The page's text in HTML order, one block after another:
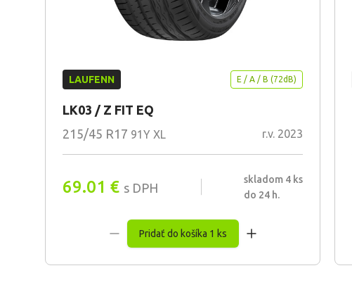
LAUFENN E / A / B (72dB)
LK03 / Z FIT EQ
215/45 R17 91Y XL r.v. 2023
69.01 € s DPH
skladom 4 ks
do 24 h.
Pridať do košíka 1 ks